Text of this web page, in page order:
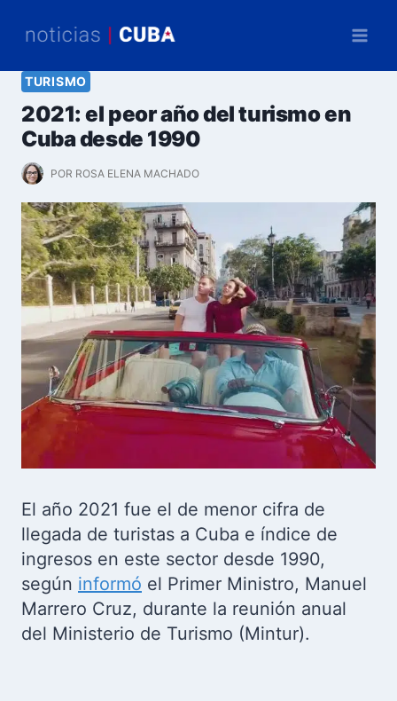
TURISMO
2021: el peor año del turismo en
Cuba desde 1990
POR ROSA ELENA MACHADO
El año 2021 fue el de menor cifra de
llegada de turistas a Cuba e índice de
ingresos en este sector desde 1990,
según informó el Primer Ministro, Manuel
Marrero Cruz, durante la reunión anual
del Ministerio de Turismo (Mintur).